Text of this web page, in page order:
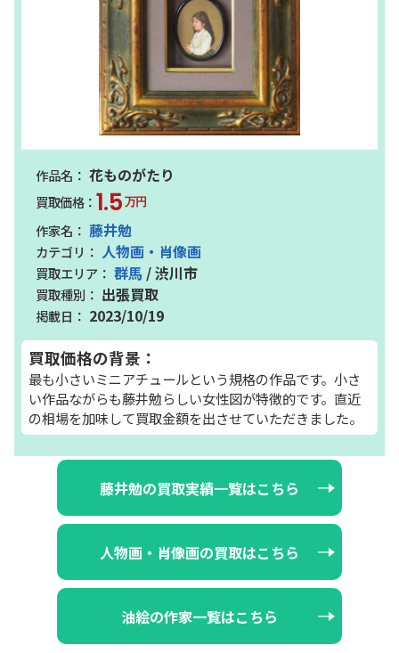
花ものがたり
1.5万円
藤井勉
人物画・肖像画
群馬 / 渋川市
出張買取
2023/10/19
買取価格の背景：
最も小さいミニアチュールという規格の作品です。小さ
い作品ながらも藤井勉らしい女性図が特徴的です。直近
の相場を加味して買取金額を出させていただきました。
藤井勉の買取実績一覧はこちら
人物画・肖像画の買取はこちら
油絵の作家一覧はこちら